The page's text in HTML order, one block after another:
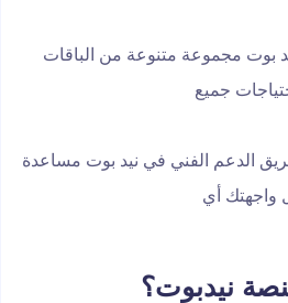
بوت مجموعة متنوعة من الباقات
جميع
الدعم الفني في نيد بوت مساعدة
واجهتك أي
نيدبوت؟